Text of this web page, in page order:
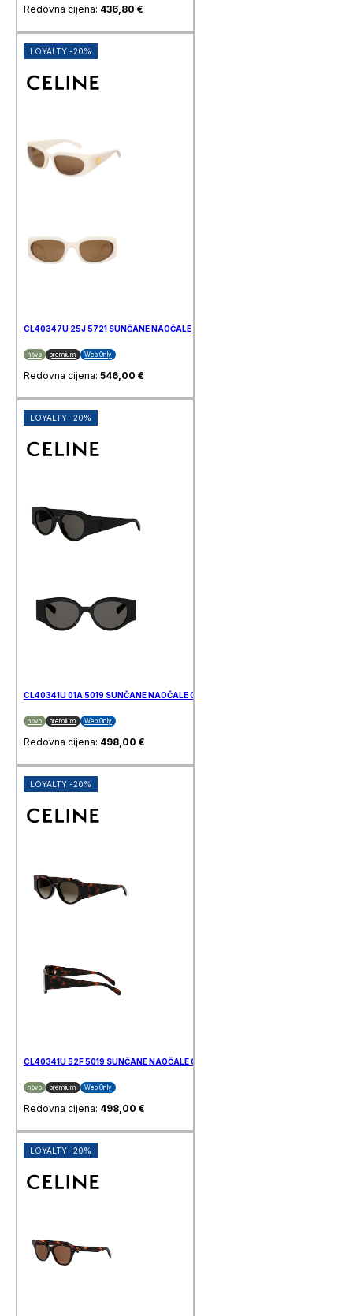
Redovna cijena: 436,80 €
LOYALTY -20%
CL40347U 25J 5721 SUNČANE NAOČALE CELINE
novo premium Web Only
Redovna cijena: 546,00 €
LOYALTY -20%
CL40341U 01A 5019 SUNČANE NAOČALE CELINE
novo premium Web Only
Redovna cijena: 498,00 €
LOYALTY -20%
CL40341U 52F 5019 SUNČANE NAOČALE CELINE
novo premium Web Only
Redovna cijena: 498,00 €
LOYALTY -20%